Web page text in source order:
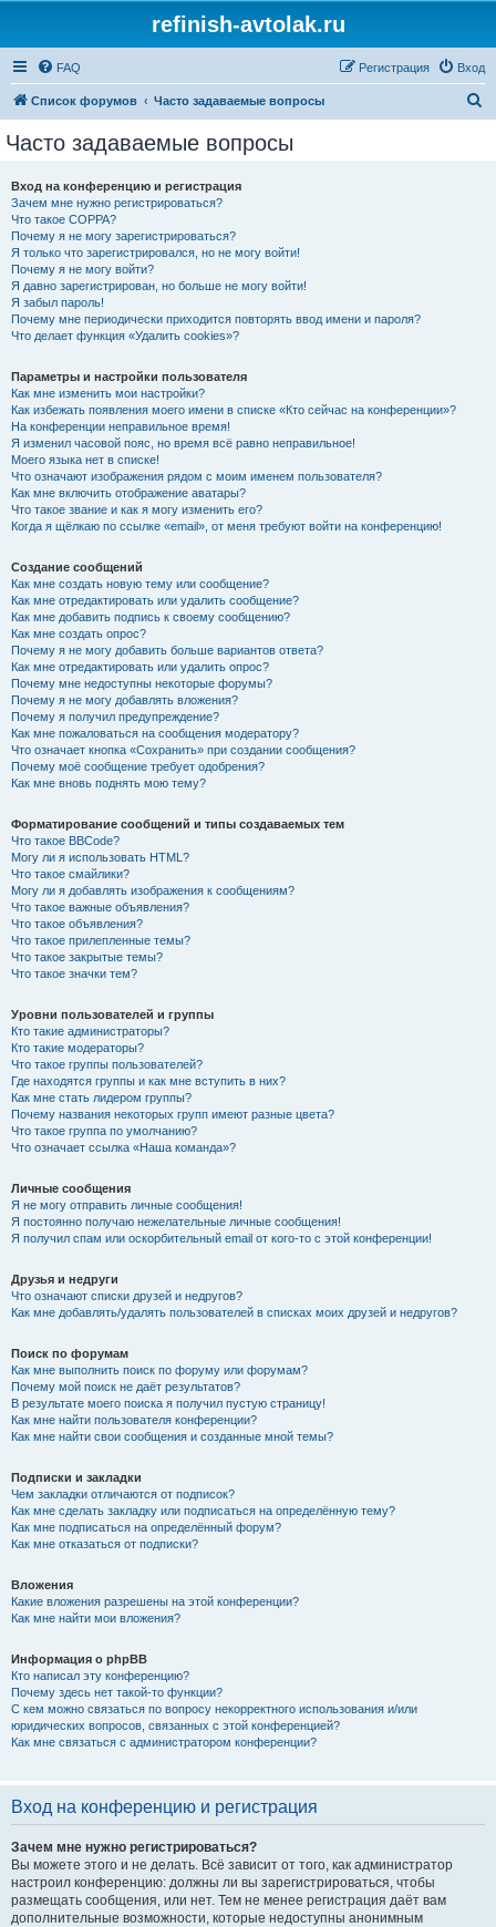
refinish-avtolak.ru
FAQ Вход
Регистрация
Список форумов Часто задаваемые вопросы
Часто задаваемые вопросы
Вход на конференцию и регистрация
Зачем мне нужно регистрироваться?
Что такое COPPA?
Почему я не могу зарегистрироваться?
Я только что зарегистрировался, но не могу войти!
Почему я не могу войти?
Я давно зарегистрирован, но больше не могу войти!
Я забыл пароль!
Почему мне периодически приходится повторять ввод имени и пароля?
Что делает функция «Удалить cookies»?
Параметры и настройки пользователя
Как мне изменить мои настройки?
Как избежать появления моего имени в списке «Кто сейчас на конференции»?
На конференции неправильное время!
Я изменил часовой пояс, но время всё равно неправильное!
Моего языка нет в списке!
Что означают изображения рядом с моим именем пользователя?
Как мне включить отображение аватары?
Что такое звание и как я могу изменить его?
Когда я щёлкаю по ссылке «email», от меня требуют войти на конференцию!
Создание сообщений
Как мне создать новую тему или сообщение?
Как мне отредактировать или удалить сообщение?
Как мне добавить подпись к своему сообщению?
Как мне создать опрос?
Почему я не могу добавить больше вариантов ответа?
Как мне отредактировать или удалить опрос?
Почему мне недоступны некоторые форумы?
Почему я не могу добавлять вложения?
Почему я получил предупреждение?
Как мне пожаловаться на сообщения модератору?
Что означает кнопка «Сохранить» при создании сообщения?
Почему моё сообщение требует одобрения?
Как мне вновь поднять мою тему?
Форматирование сообщений и типы создаваемых тем
Что такое BBCode?
Могу ли я использовать HTML?
Что такое смайлики?
Могу ли я добавлять изображения к сообщениям?
Что такое важные объявления?
Что такое объявления?
Что такое прилепленные темы?
Что такое закрытые темы?
Что такое значки тем?
Уровни пользователей и группы
Кто такие администраторы?
Кто такие модераторы?
Что такое группы пользователей?
Где находятся группы и как мне вступить в них?
Как мне стать лидером группы?
Почему названия некоторых групп имеют разные цвета?
Что такое группа по умолчанию?
Что означает ссылка «Наша команда»?
Личные сообщения
Я не могу отправить личные сообщения!
Я постоянно получаю нежелательные личные сообщения!
Я получил спам или оскорбительный email от кого-то с этой конференции!
Друзья и недруги
Что означают списки друзей и недругов?
Как мне добавлять/удалять пользователей в списках моих друзей и недругов?
Поиск по форумам
Как мне выполнить поиск по форуму или форумам?
Почему мой поиск не даёт результатов?
В результате моего поиска я получил пустую страницу!
Как мне найти пользователя конференции?
Как мне найти свои сообщения и созданные мной темы?
Подписки и закладки
Чем закладки отличаются от подписок?
Как мне сделать закладку или подписаться на определённую тему?
Как мне подписаться на определённый форум?
Как мне отказаться от подписки?
Вложения
Какие вложения разрешены на этой конференции?
Как мне найти мои вложения?
Информация о phpBB
Кто написал эту конференцию?
Почему здесь нет такой-то функции?
С кем можно связаться по вопросу некорректного использования и/или
юридических вопросов, связанных с этой конференцией?
Как мне связаться с администратором конференции?
Вход на конференцию и регистрация
Зачем мне нужно регистрироваться?
Вы можете этого и не делать. Всё зависит от того, как администратор
настроил конференцию: должны ли вы зарегистрироваться, чтобы
размещать сообщения, или нет. Тем не менее регистрация даёт вам
дополнительные возможности, которые недоступны анонимным